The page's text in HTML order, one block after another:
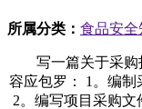
所属分类： 食品安全
写一篇关于采购
容应包罗： 1。编制
2。编写项目采购文